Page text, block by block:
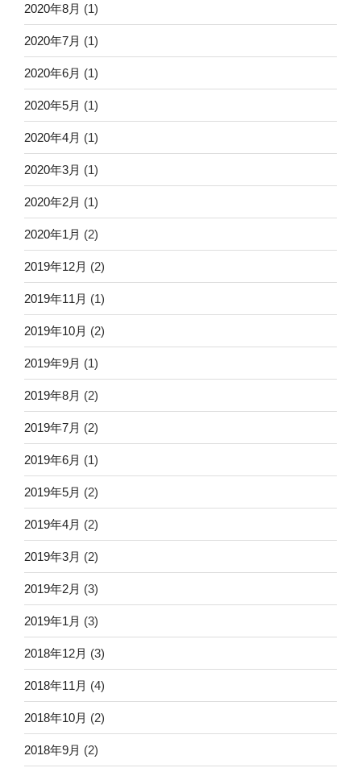
2020年8月 (1)
2020年7月 (1)
2020年6月 (1)
2020年5月 (1)
2020年4月 (1)
2020年3月 (1)
2020年2月 (1)
2020年1月 (2)
2019年12月 (2)
2019年11月 (1)
2019年10月 (2)
2019年9月 (1)
2019年8月 (2)
2019年7月 (2)
2019年6月 (1)
2019年5月 (2)
2019年4月 (2)
2019年3月 (2)
2019年2月 (3)
2019年1月 (3)
2018年12月 (3)
2018年11月 (4)
2018年10月 (2)
2018年9月 (2)